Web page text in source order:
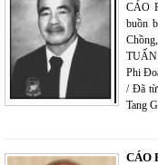
CÁO
buồn
Phi
/ Đã từ
Tang
CÁO